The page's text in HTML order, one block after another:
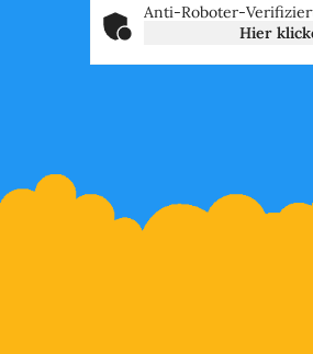
Anti-Roboter-
Hier